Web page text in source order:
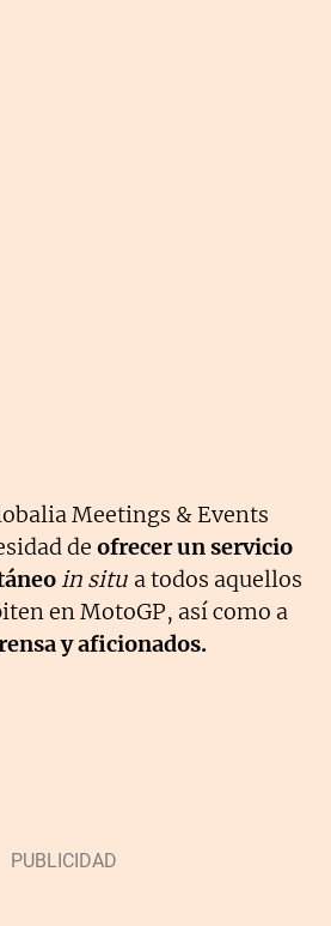
Meetings & Events
de ofrecer un servicio
in situ a todos aquellos
en MotoGP, así como a
y aficionados.